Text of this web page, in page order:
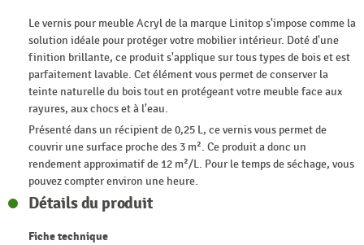
Le vernis pour meuble Acryl de la marque Linitop s'impose comme la
solution idéale pour protéger votre mobilier intérieur. Doté d'une
finition brillante, ce produit s'applique sur tous types de bois et est
parfaitement lavable. Cet élément vous permet de conserver la
teinte naturelle du bois tout en protégeant votre meuble face aux
rayures, aux chocs et à l'eau.
Présenté dans un récipient de 0,25 L, ce vernis vous permet de
couvrir une surface proche des 3 m². Ce produit a donc un
rendement approximatif de 12 m²/L. Pour le temps de séchage, vous
pouvez compter environ une heure.
Détails du produit
Fiche technique